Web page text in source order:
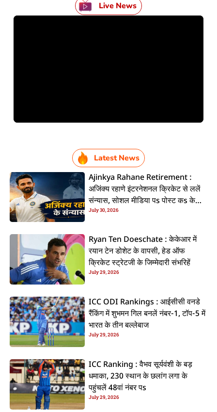
Live News
Latest News
Ajinkya Rahane Retirement :
अजिंक्य रहाणे इंटरनेशनल क्रिकेट से ललें
संन्यास, सोशल मीडिया पs पोस्ट कs के
कइलें एलान
July 30, 2026
Ryan Ten Doeschate : केकेआर में
रयान टेन डोशेट के वापसी, हेड ऑफ
क्रिकेट स्ट्रेटजी के जिम्मेदारी संभरिहें
July 29, 2026
ICC ODI Rankings : आईसीसी वनडे
रैंकिंग में शुभमन गिल बनलें नंबर-1, टॉप-5 में
भारत के तीन बल्लेबाज
July 29, 2026
ICC Ranking : वैभव सूर्यवंशी के बड़
धमाका, 230 स्थान के छलांग लगा के
पहुंचलें 48वां नंबर पs
July 29, 2026